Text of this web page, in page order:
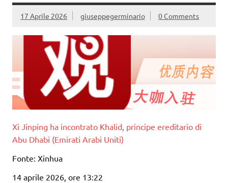
17 Aprile 2026 giuseppegerminario 0 Comments
Xi Jinping ha incontrato Khalid, principe ereditario di
Abu Dhabi (Emirati Arabi Uniti)
Fonte: Xinhua
14 aprile 2026, ore 13:22